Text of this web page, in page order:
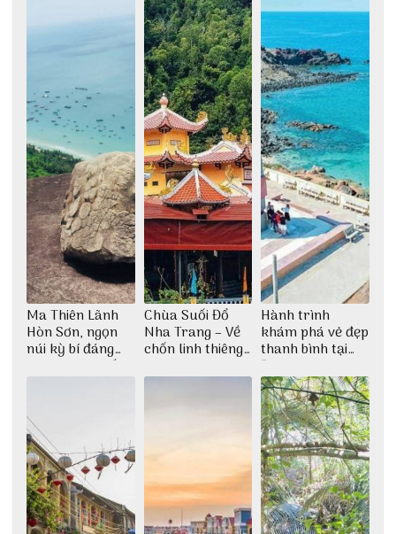
Ma Thiên Lãnh
Hòn Sơn, ngọn
núi kỳ bí đáng
khám phá nhất
Chùa Suối Đổ
Nha Trang – Về
chốn linh thiêng
thiền định
Hành trình
khám phá vẻ đẹp
thanh bình tại
Đảo Phú Quý